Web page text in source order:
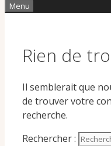
Menu
Rien de
Il semblerait que
de trouver votre
recherche.
Rechercher :